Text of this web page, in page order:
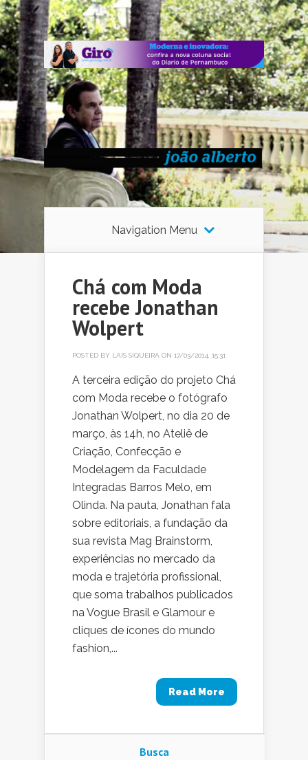
Navigation Menu
Chá com Moda
recebe Jonathan
Wolpert
POSTED BY LAIS SIQUEIRA ON 17/03/2014, 15:31
A terceira edição do projeto Chá
com Moda recebe o fotógrafo
Jonathan Wolpert, no dia 20 de
março, às 14h, no Ateliê de
Criação, Confecção e
Modelagem da Faculdade
Integradas Barros Melo, em
Olinda. Na pauta, Jonathan fala
sobre editoriais, a fundação da
sua revista Mag Brainstorm,
experiências no mercado da
moda e trajetória profissional,
que soma trabalhos publicados
na Vogue Brasil e Glamour e
cliques de ícones do mundo
fashion,...
Read More
Busca